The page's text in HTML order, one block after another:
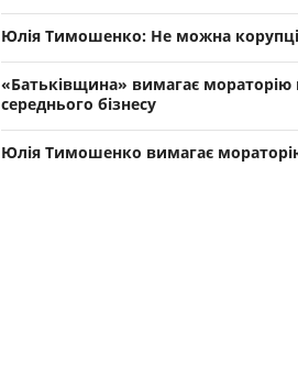
Юлія Тимошенко: Не можна
«Батьківщина» вимагає мораторію
середнього бізнесу
Юлія Тимошенко вимагає